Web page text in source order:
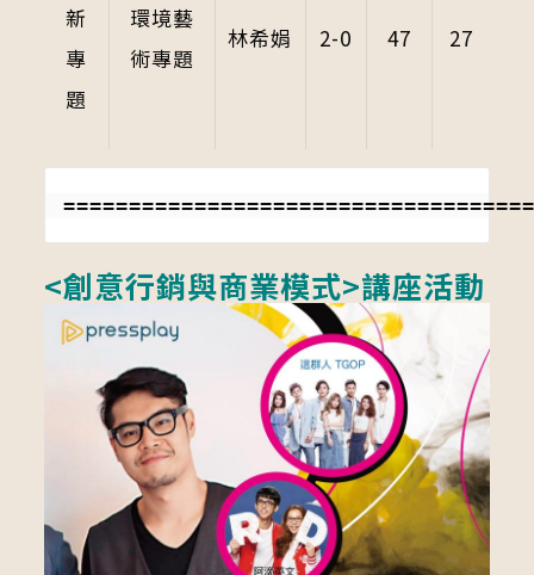
新
專
題
環境藝
術專題
林希娟 2-0 47 27
<創意行銷與商業模式>講座活動